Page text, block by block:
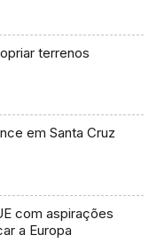
terrenos
em Santa Cruz
com aspirações
a Europa